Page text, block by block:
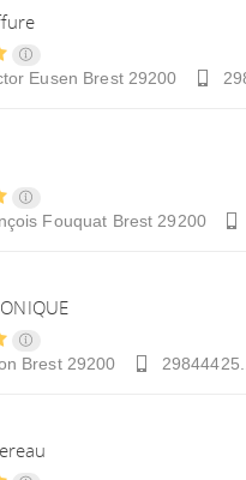
Eusen Brest 29200
Fouquat Brest 29200
Brest 29200 29844425...